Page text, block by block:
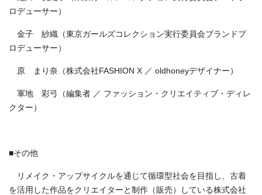
ロデューサー）
金子 紗織（東京ガールズコレクション実行委員会ブランドプ
ロデューサー）
原 まり奈（株式会社FASHION X ／ oldhoneyデザイナー）
軍地 彩弓（編集者 ／ ファッション・クリエイティブ・ディレ
クター）
■その他
リメイク・アップサイクルを通じて循環型社会を目指し、古着
を活用した作品をクリエイターと制作（販売）している株式会社